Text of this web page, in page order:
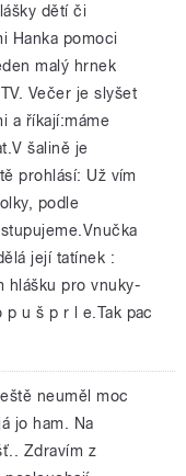
dětí či
Hanka pomoci
malý hrnek
Večer je slyšet
a říkají:máme
šalině je
prohlásí: Už vím
podle
její tatínek :
hlášku pro vnuky-
u š p r l e.Tak pac
neuměl moc
jo ham. Na
Zdravím z